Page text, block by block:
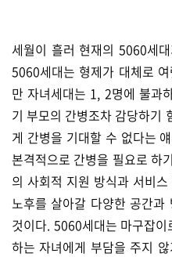
세월이 흘러 현재의 5060세
5060세대는 형제가 대체로
만 자녀세대는 1, 2명에 불과
기 부모의 간병조차 감당하기
게 간병을 기대할 수 없다는
본격적으로 간병을 필요로 하
의 사회적 지원 방식과 서비
노후를 살아갈 다양한 공간
것이다. 5060세대는 마구잡
하는 자녀에게 부담을 주지